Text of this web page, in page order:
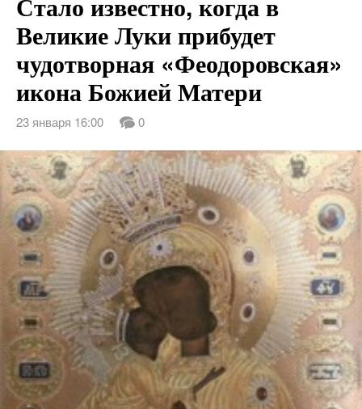
Великие Луки прибудет
чудотворная «Феодоровская»
икона Божией Матери
23 января 16:00 0